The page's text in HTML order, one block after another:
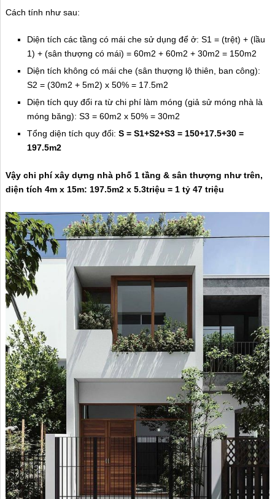
Cách tính như sau:
Diện tích các tầng có mái che sử dụng để ở: S1 = (trệt) + (lầu
1) + (sân thượng có mái) = 60m2 + 60m2 + 30m2 = 150m2
Diện tích không có mái che (sân thượng lộ thiên, ban công):
S2 = (30m2 + 5m2) x 50% = 17.5m2
Diện tích quy đổi ra từ chi phí làm móng (giả sử móng nhà là
móng băng): S3 = 60m2 x 50% = 30m2
Tổng diện tích quy đổi: S = S1+S2+S3 = 150+17.5+30 =
197.5m2
Vậy chi phí xây dựng nhà phố 1 tầng & sân thượng như trên,
diện tích 4m x 15m: 197.5m2 x 5.3triệu = 1 tỷ 47 triệu